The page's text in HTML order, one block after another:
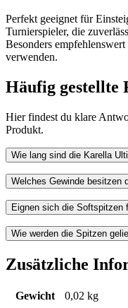
Perfekt geeignet für
Turnierspieler, die
Besonders
verwenden.
Häufig gestellte
Hier findest du klare
Produkt.
Wie lang sind die Karella
Welches Gewinde besitzen
Eignen sich die Softspitzen
Wie werden die Spitzen
Zusätzliche
Gewicht 0,02 kg